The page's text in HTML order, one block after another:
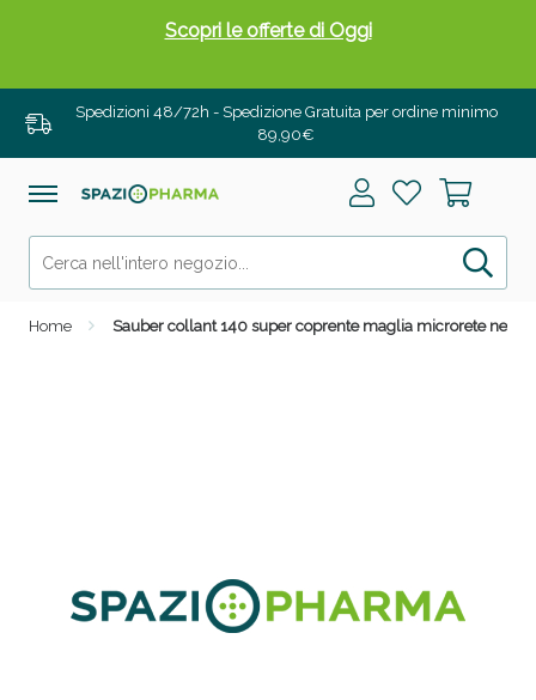
Spedizioni 48/72h - Spedizione Gratuita per ordine minimo
89,90€
Home Sauber collant 140 super coprente maglia microrete nero
Scopri le offerte di Oggi